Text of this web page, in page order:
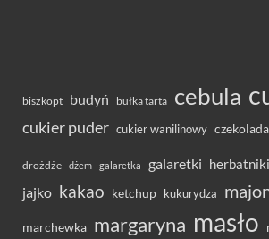
biszkopt budyń bułka tarta cebula
cukier puder cukier wanilinowy czekolada
drożdże dżem galaretka galaretki herbatniki
jajko kakao ketchup kukurydza
marchewka margaryna masło